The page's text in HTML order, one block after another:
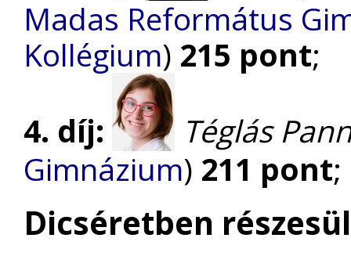
Madas Református
Kollégium) 215 pont;
4. díj:
Téglás
Gimnázium) 211 pont;
Dicséretben